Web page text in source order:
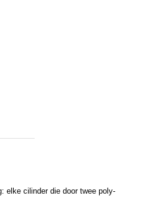
elke cilinder die door twee poly-